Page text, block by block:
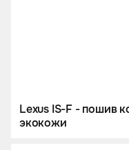
Lexus IS-F - пошив
экокожи